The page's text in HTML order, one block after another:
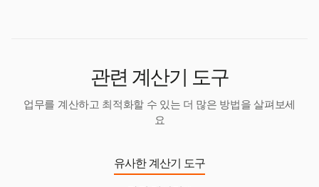
관련 계산기 도구
업무를 계산하고 최적화할 수 있는 더 많은 방법을 살펴보세
요
유사한 계산기 도구